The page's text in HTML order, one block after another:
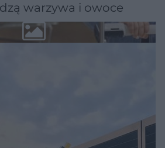
warzywa i owoce